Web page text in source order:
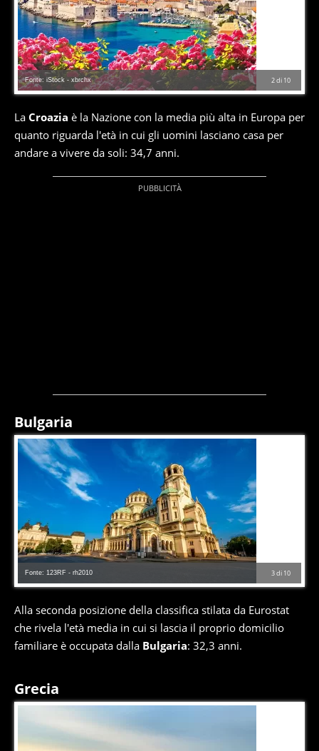
2di 10
Fonte: iStock - xbrchx
La Croazia è la Nazione con la media più alta in Europa per
quanto riguarda l'età in cui gli uomini lasciano casa per
andare a vivere da soli: 34,7 anni.
Bulgaria
3di 10
Fonte: 123RF - rh2010
Alla seconda posizione della classifica stilata da Eurostat
che rivela l'età media in cui si lascia il proprio domicilio
familiare è occupata dalla Bulgaria: 32,3 anni.
Grecia